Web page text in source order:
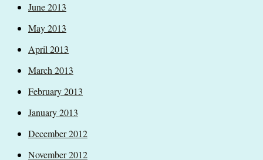
June 2013
May 2013
April 2013
March 2013
February 2013
January 2013
December 2012
November 2012